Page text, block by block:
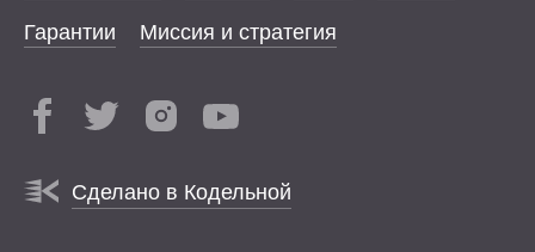
Гарантии
Миссия и стратегия
Сделано в Кодельной